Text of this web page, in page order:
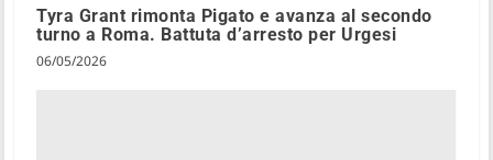
Tyra Grant rimonta Pigato e avanza al secondo
turno a Roma. Battuta d’arresto per Urgesi
06/05/2026